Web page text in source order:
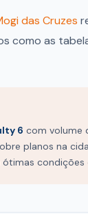
das Cruzes
como as
6 com volume
planos na
condições